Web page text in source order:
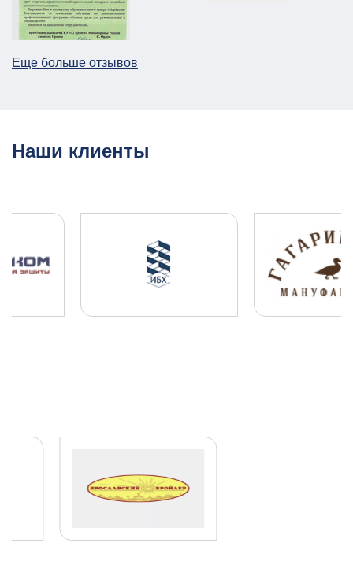
Постановление Правительства №258
26.12.2025
ГО и ЧС
ПОДРОБНЕЕ
Еще больше отзывов
Наши клиенты